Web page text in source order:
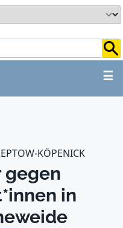
☰
HAUPTBEREICH
KÖPENICK
in